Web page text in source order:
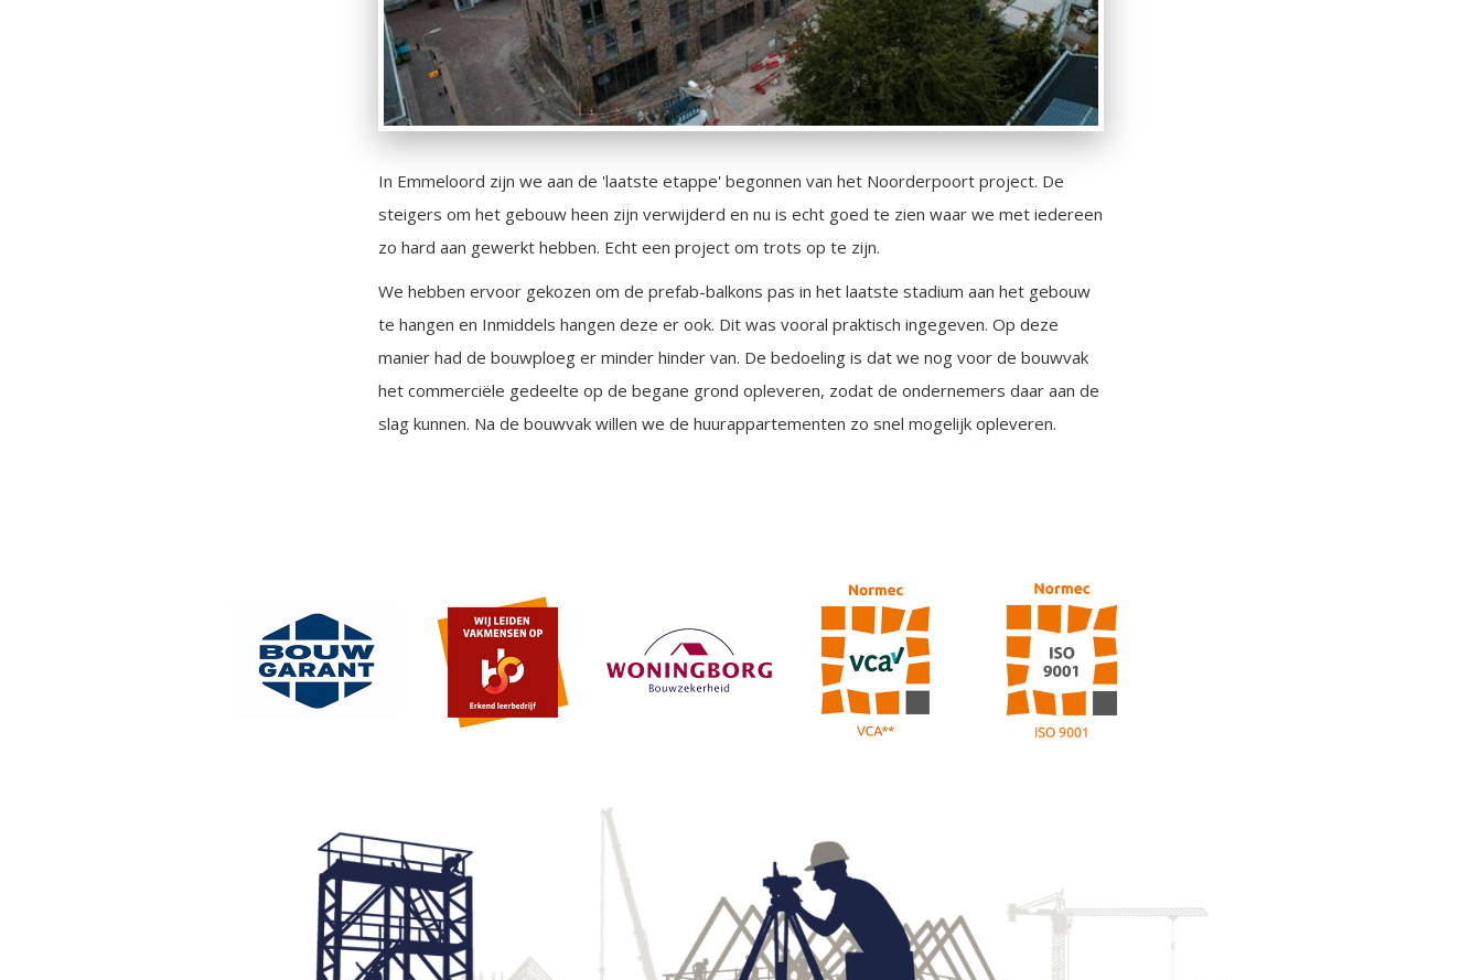
In Emmeloord zijn we aan de 'laatste etappe' begonnen van het Noorderpoort project. De
steigers om het gebouw heen zijn verwijderd en nu is echt goed te zien waar we met iedereen
zo hard aan gewerkt hebben. Echt een project om trots op te zijn.
We hebben ervoor gekozen om de prefab-balkons pas in het laatste stadium aan het gebouw
te hangen en Inmiddels hangen deze er ook. Dit was vooral praktisch ingegeven. Op deze
manier had de bouwploeg er minder hinder van. De bedoeling is dat we nog voor de bouwvak
het commerciële gedeelte op de begane grond opleveren, zodat de ondernemers daar aan de
slag kunnen. Na de bouwvak willen we de huurappartementen zo snel mogelijk opleveren.